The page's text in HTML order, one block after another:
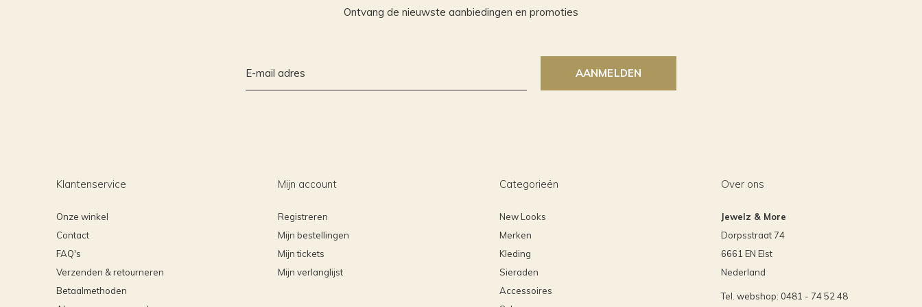
Ontvang de nieuwste aanbiedingen en promoties
AANMELDEN
Klantenservice
Onze winkel
Contact
FAQ's
Verzenden & retourneren
Betaalmethoden
Mijn account
Registreren
Mijn bestellingen
Mijn tickets
Mijn verlanglijst
Categorieën
New Looks
Merken
Kleding
Sieraden
Accessoires
Over ons
Jewelz & More
Dorpsstraat 74
6661 EN Elst
Nederland
Tel. webshop: 0481 - 74 52 48